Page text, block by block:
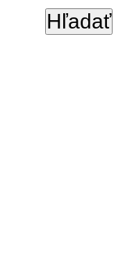
Hľadať